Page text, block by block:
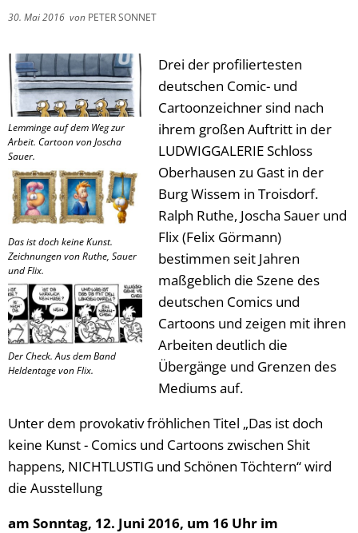
30. Mai 2016 von PETER SONNET
Lemminge auf dem Weg zur
Arbeit. Cartoon von Joscha
Sauer.
Das ist doch keine Kunst.
Zeichnungen von Ruthe, Sauer
und Flix.
Der Check. Aus dem Band
Heldentage von Flix.
Drei der profiliertesten
deutschen Comic- und
Cartoonzeichner sind nach
ihrem großen Auftritt in der
LUDWIGGALERIE Schloss
Oberhausen zu Gast in der
Burg Wissem in Troisdorf.
Ralph Ruthe, Joscha Sauer und
Flix (Felix Görmann)
bestimmen seit Jahren
maßgeblich die Szene des
deutschen Comics und
Cartoons und zeigen mit ihren
Arbeiten deutlich die
Übergänge und Grenzen des
Mediums auf.
Unter dem provokativ fröhlichen Titel „Das ist doch
keine Kunst - Comics und Cartoons zwischen Shit
happens, NICHTLUSTIG und Schönen Töchtern“ wird
die Ausstellung
am Sonntag, 12. Juni 2016, um 16 Uhr im